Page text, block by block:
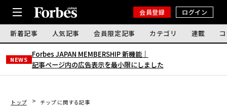
会員登録 ログイン
新着記事 人気記事 会員限定記事 カテゴリ 連載
NEWS
Forbes JAPAN MEMBERSHIP 新機能｜
記事ページ内の広告表示を最小限にしました
トップ チップ に関する記事